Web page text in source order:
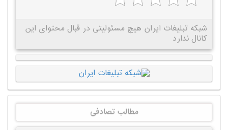
شبکه تبلیغات ایران هیچ مسئولیتی در قبال محتوای این
کانال ندارد
مطالب تصادفی